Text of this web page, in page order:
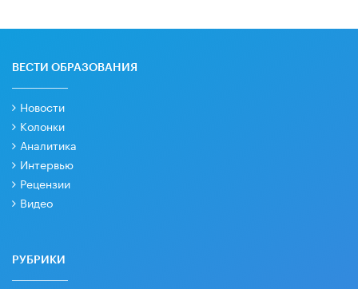
ВЕСТИ ОБРАЗОВАНИЯ
Новости
Колонки
Аналитика
Интервью
Рецензии
Видео
РУБРИКИ